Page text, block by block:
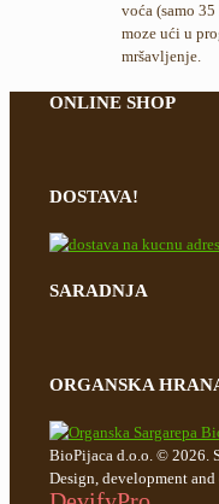
voća (samo
moze ući u
mršavljenje.
ONLINE SHOP
DOSTAVA!
SARADNJA
ORGANSKA
BioPijaca d.o.o. © 2026.
Design, development